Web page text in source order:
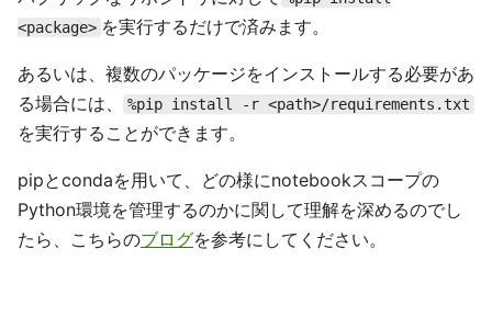
<package> を実行するだけで済みます。
あるいは、複数のパッケージをインストールする必要があ
る場合には、
%pip install -r <path>/requirements.txt
を実行することができます。
pipとcondaを用いて、どの様にnotebookスコープの
Python環境を管理するのかに関して理解を深めるのでし
たら、こちらのブログを参考にしてください。